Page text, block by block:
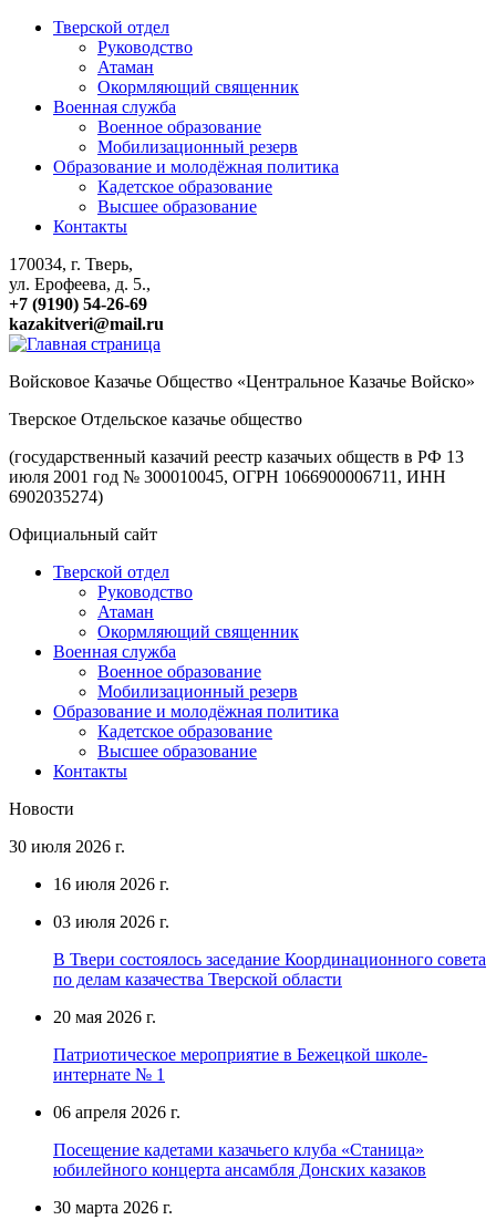
Тверской отдел
Руководство
Атаман
Окормляющий священник
Военная служба
Военное образование
Мобилизационный резерв
Образование и молодёжная политика
Кадетское образование
Высшее образование
Контакты
170034, г. Тверь,
ул. Ерофеева, д. 5.,
+7 (9190) 54-26-69
kazakitveri@mail.ru
Войсковое Казачье Общество «Центральное Казачье Войско»
Тверское Отдельское казачье общество
(государственный казачий реестр казачьих обществ в РФ 13
июля 2001 год № 300010045, ОГРН 1066900006711, ИНН
6902035274)
Официальный сайт
Тверской отдел
Руководство
Атаман
Окормляющий священник
Военная служба
Военное образование
Мобилизационный резерв
Образование и молодёжная политика
Кадетское образование
Высшее образование
Контакты
Новости
30 июля 2026 г.
16 июля 2026 г.
03 июля 2026 г.
В Твери состоялось заседание Координационного совета
по делам казачества Тверской области
20 мая 2026 г.
Патриотическое мероприятие в Бежецкой школе-
интернате № 1
06 апреля 2026 г.
Посещение кадетами казачьего клуба «Станица»
юбилейного концерта ансамбля Донских казаков
30 марта 2026 г.